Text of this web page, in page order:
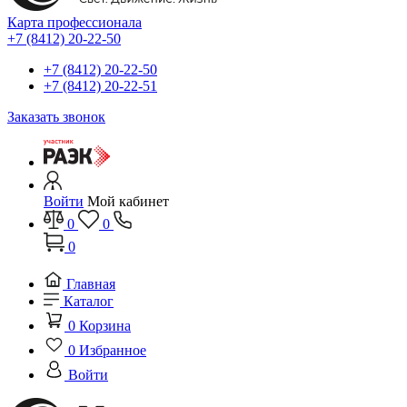
Карта профессионала
+7 (8412) 20-22-50
+7 (8412) 20-22-50
+7 (8412) 20-22-51
Заказать звонок
Войти Мой кабинет
0
0
0
Главная
Каталог
0 Корзина
0 Избранное
Войти